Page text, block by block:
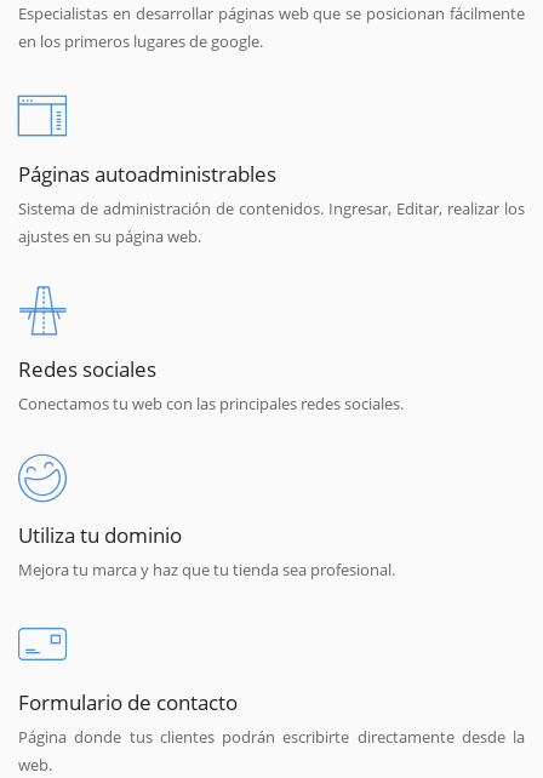
Especialistas en desarrollar páginas web que se posicionan fácilmente
en los primeros lugares de google.
Páginas autoadministrables
Sistema de administración de contenidos. Ingresar, Editar, realizar los
ajustes en su página web.
Redes sociales
Conectamos tu web con las principales redes sociales.
Utiliza tu dominio
Mejora tu marca y haz que tu tienda sea profesional.
Formulario de contacto
Página donde tus clientes podrán escribirte directamente desde la
web.